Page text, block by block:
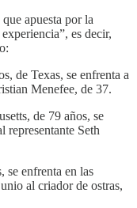
apuesta por la
es decir,
de Texas, se enfrenta a
Menefee, de 37.
de 79 años, se
representante Seth
se enfrenta en las
al criador de ostras,